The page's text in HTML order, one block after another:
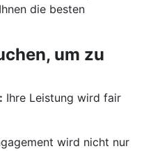
die besten
um zu
Ihre Leistung wird fair
wird nicht nur